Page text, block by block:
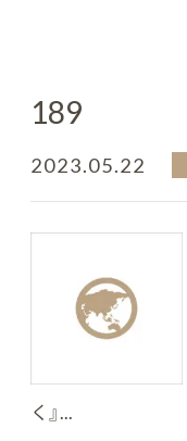
189
2023.05.22
く』...